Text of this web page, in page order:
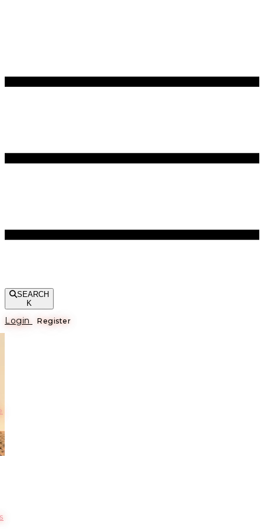
SEARCH
K
Login Register